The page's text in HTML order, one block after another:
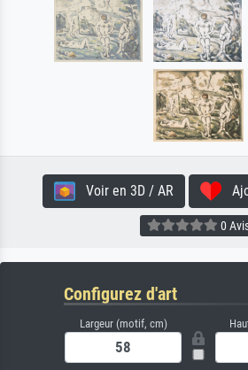
Voir en 3D / AR
0
Configurez d'art
Largeur (motif, cm)